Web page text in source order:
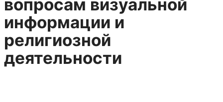
вопросам визуальной
информации и
религиозной
деятельности